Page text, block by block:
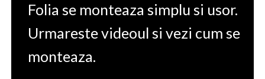
Folia se monteaza simplu si usor.
Urmareste videoul si vezi cum se
monteaza.